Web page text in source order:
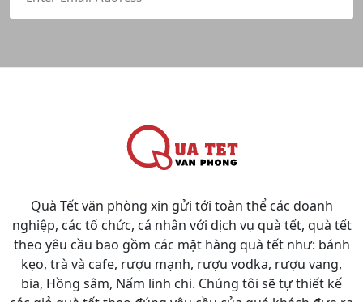
Quà Tết văn phòng xin gửi tới toàn thể các doanh
nghiệp, các tố chức, cá nhân với dịch vụ quà tết, quà tết
theo yêu cầu bao gồm các mặt hàng quà tết như: bánh
kẹo, trà và cafe, rượu mạnh, rượu vodka, rượu vang,
bia, Hồng sâm, Nấm linh chi. Chúng tôi sẽ tự thiết kế